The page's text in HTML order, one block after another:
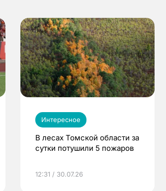
Интересное
В лесах Томской области за
сутки потушили 5 пожаров
12:31 / 30.07.26